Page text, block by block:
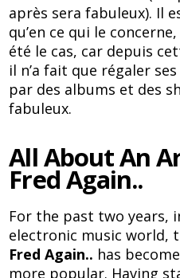
après sera fabuleux). Il
qu’en ce qui le
été le cas, car depuis
il n’a fait que régaler
par des albums et des
fabuleux.
All About An
Fred Again..
For the past two years,
electronic music world,
Fred Again.. has
more popular. Having